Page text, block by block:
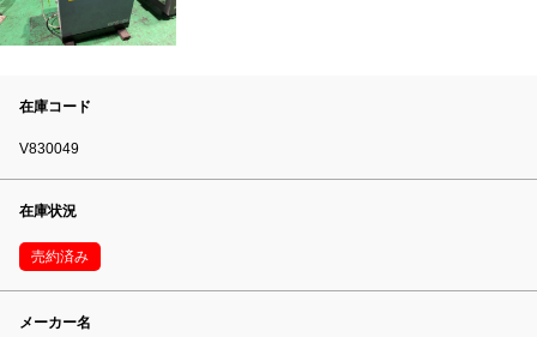
在庫コード
V830049
在庫状況
売約済み
メーカー名